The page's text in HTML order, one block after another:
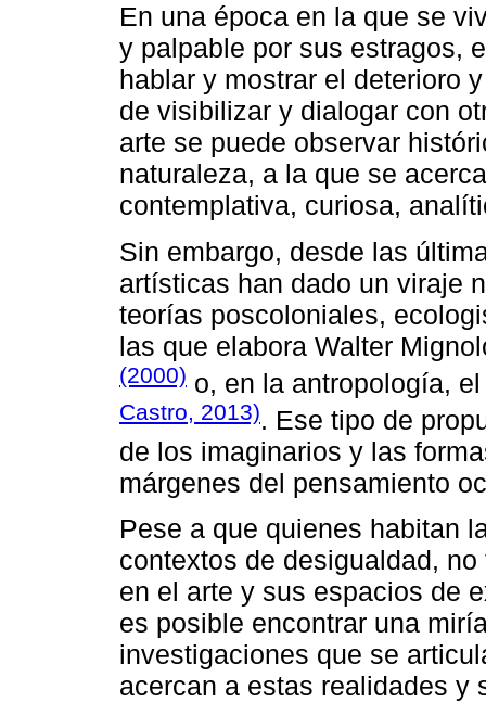
En una época en la que se
y palpable por sus estragos,
hablar y mostrar el deterioro
de visibilizar y dialogar con
arte se puede observar
naturaleza, a la que se
contemplativa, curiosa,
Sin embargo, desde las
artísticas han dado un viraje
teorías poscoloniales,
las que elabora Walter
(2000) o, en la antropología,
Castro, 2013). Ese tipo de
de los imaginarios y las
márgenes del pensamiento
Pese a que quienes habitan
contextos de desigualdad,
en el arte y sus espacios de
es posible encontrar una
investigaciones que se
acercan a estas realidades y